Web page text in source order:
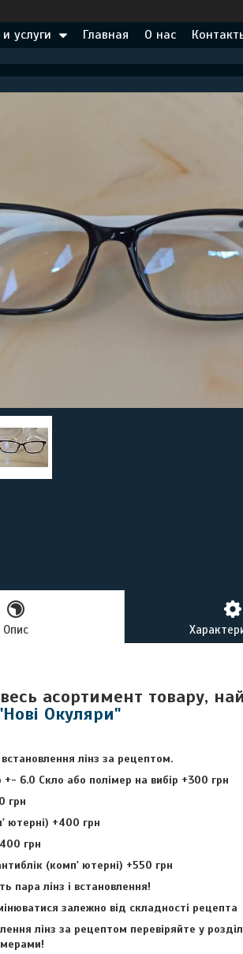
услуги Главная О нас
Опис
весь асортимент товару,
Окуляри"
лінз за рецептом.
6.0 Скло або полімер на вибір +300 грн
грн
ютерні) +400 грн
грн
(комп' ютерні) +550 грн
пара лінз і встановлення!
залежно від складності рецепта
лінз за рецептом перевіряйте у